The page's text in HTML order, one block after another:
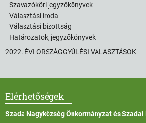
Szavazóköri jegyzőkönyvek
Választási iroda
Választási bizottság
Határozatok, jegyzőkönyvek
2022. ÉVI ORSZÁGGYŰLÉSI VÁLASZTÁSOK
Elérhetőségek
Szada Nagyközség Önkormányzat és